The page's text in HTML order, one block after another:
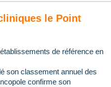
le Point
de référence en
son classement annuel des
confirme son